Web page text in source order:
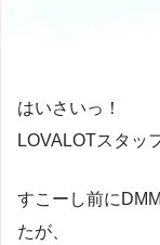
はいさいっ！
LOVALOTスタッ
すこーし前に
たが、